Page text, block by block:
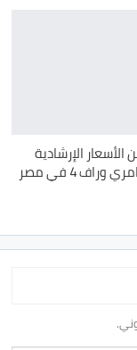
الأسعار الإرشادية
4 في مصر